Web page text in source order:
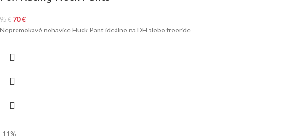
95€ 70€
Nepremokavé nohavice Huck Pant ideálne na DH alebo freeride
-11%